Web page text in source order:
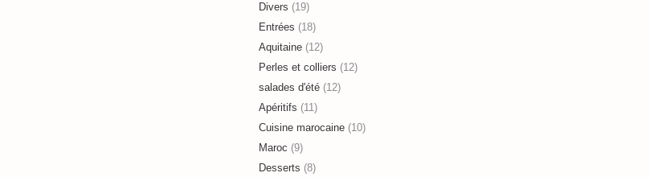
Divers (19)
Entrées (18)
Aquitaine (12)
Perles et colliers (12)
salades d'été (12)
Apéritifs (11)
Cuisine marocaine (10)
Maroc (9)
Desserts (8)